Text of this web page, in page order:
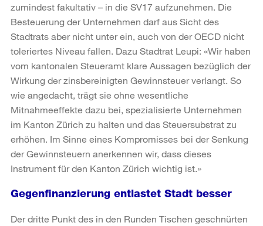
zumindest fakultativ – in die SV17 aufzunehmen. Die
Besteuerung der Unternehmen darf aus Sicht des
Stadtrats aber nicht unter ein, auch von der OECD nicht
toleriertes Niveau fallen. Dazu Stadtrat Leupi: «Wir haben
vom kantonalen Steueramt klare Aussagen bezüglich der
Wirkung der zinsbereinigten Gewinnsteuer verlangt. So
wie angedacht, trägt sie ohne wesentliche
Mitnahmeeffekte dazu bei, spezialisierte Unternehmen
im Kanton Zürich zu halten und das Steuersubstrat zu
erhöhen. Im Sinne eines Kompromisses bei der Senkung
der Gewinnsteuern anerkennen wir, dass dieses
Instrument für den Kanton Zürich wichtig ist.»
Gegenfinanzierung entlastet Stadt besser
Der dritte Punkt des in den Runden Tischen geschnürten